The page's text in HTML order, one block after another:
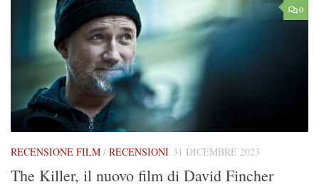
0
RECENSIONE FILM / RECENSIONI 31 DICEMBRE 2023
The Killer, il nuovo film di David Fincher